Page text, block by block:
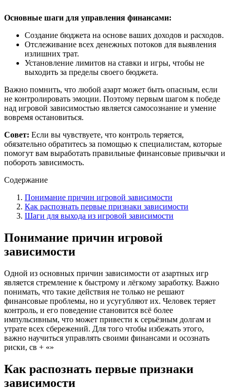
Основные шаги для управления финансами:
Создание бюджета на основе ваших доходов и расходов.
Отслеживание всех денежных потоков для выявления
излишних трат.
Установление лимитов на ставки и игры, чтобы не
выходить за пределы своего бюджета.
Важно помнить, что любой азарт может быть опасным, если
не контролировать эмоции. Поэтому первым шагом к победе
над игровой зависимостью является самосознание и умение
вовремя остановиться.
Совет: Если вы чувствуете, что контроль теряется,
обязательно обратитесь за помощью к специалистам, которые
помогут вам выработать правильные финансовые привычки и
побороть зависимость.
Содержание
Понимание причин игровой зависимости
Как распознать первые признаки зависимости
Шаги для выхода из игровой зависимости
Понимание причин игровой
зависимости
Одной из основных причин зависимости от азартных игр
является стремление к быстрому и лёгкому заработку. Важно
понимать, что такие действия не только не решают
финансовые проблемы, но и усугубляют их. Человек теряет
контроль, и его поведение становится всё более
импульсивным, что может привести к серьёзным долгам и
утрате всех сбережений. Для того чтобы избежать этого,
важно научиться управлять своими финансами и осознать
риски, св + «»
Как распознать первые признаки
зависимости